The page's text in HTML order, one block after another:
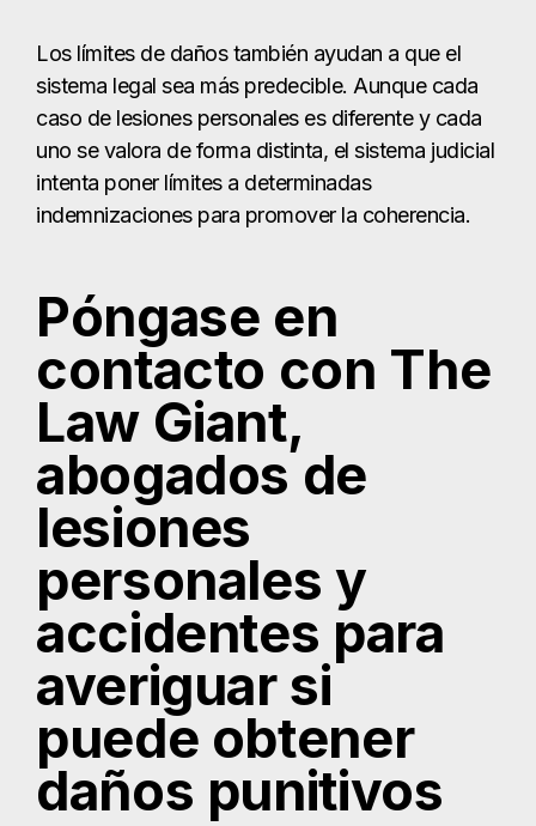
Los límites de daños también ayudan a que el
sistema legal sea más predecible. Aunque cada
caso de lesiones personales es diferente y cada
uno se valora de forma distinta, el sistema judicial
intenta poner límites a determinadas
indemnizaciones para promover la coherencia.
Póngase en
contacto con The
Law Giant,
abogados de
lesiones
personales y
accidentes para
averiguar si
puede obtener
daños punitivos